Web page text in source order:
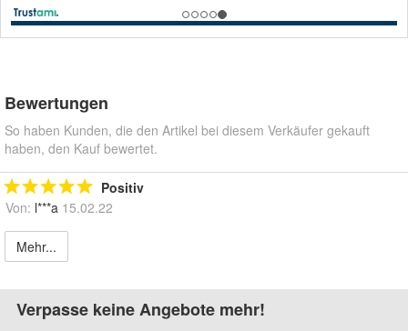
Bewertungen
So haben Kunden, die den Artikel bei diesem Verkäufer gekauft
haben, den Kauf bewertet.
Positiv
Von: l***a 15.02.22
Mehr...
Verpasse keine Angebote mehr!